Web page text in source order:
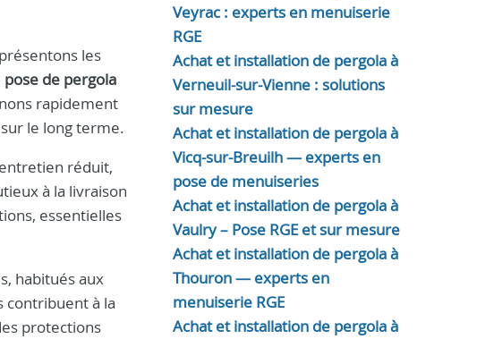
les
pose de pergola
rapidement
le long terme.
réduit,
à la livraison
essentielles
habitués aux
contribuent à la
protections
Veyrac : experts en menuiserie
RGE
Achat et installation de pergola à
Verneuil-sur-Vienne : solutions
sur mesure
Achat et installation de pergola à
Vicq-sur-Breuilh — experts en
pose de menuiseries
Achat et installation de pergola à
Vaulry – Pose RGE et sur mesure
Achat et installation de pergola à
Thouron — experts en
menuiserie RGE
Achat et installation de pergola à